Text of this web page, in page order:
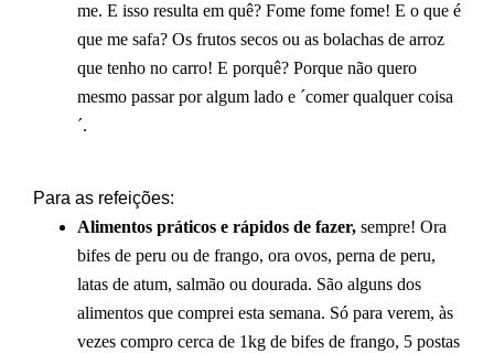
me. E isso resulta em quê? Fome fome fome! E o que é
que me safa? Os frutos secos ou as bolachas de arroz
que tenho no carro! E porquê? Porque não quero
mesmo passar por algum lado e ´comer qualquer coisa
´.
Para as refeições:
Alimentos práticos e rápidos de fazer, sempre! Ora
bifes de peru ou de frango, ora ovos, perna de peru,
latas de atum, salmão ou dourada. São alguns dos
alimentos que comprei esta semana. Só para verem, às
vezes compro cerca de 1kg de bifes de frango, 5 postas